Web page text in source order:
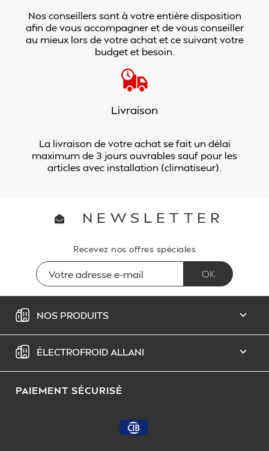
Nos conseillers sont à votre entière disposition
afin de vous accompagner et de vous conseiller
au mieux lors de votre achat et ce suivant votre
budget et besoin.
Livraison
La livraison de votre achat se fait un délai
maximum de 3 jours ouvrables sauf pour les
articles avec installation (climatiseur).
NEWSLETTER
Recevez nos offres spéciales
NOS PRODUITS 
ÉLECTROFROID ALLANI 
PAIEMENT SÉCURISÉ